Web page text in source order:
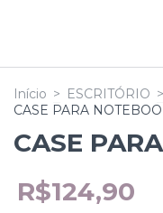
Início > ESCRITÓRIO >
CASE PARA
CASE
R$124,90